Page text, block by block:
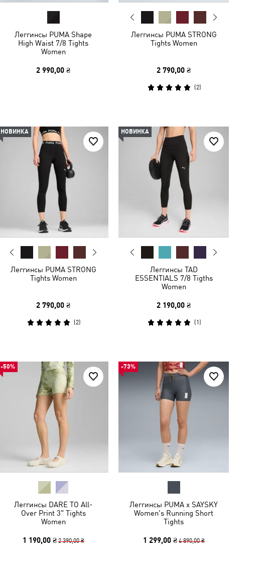
Леггинсы PUMA Shape
High Waist 7/8 Tights
Women
2 990,00 ₴
Леггинсы PUMA STRONG
Tights Women
2 790,00 ₴
(2)
НОВИНКА
Леггинсы PUMA STRONG
Tights Women
2 790,00 ₴
(2)
НОВИНКА
Леггинсы TAD
ESSENTIALS 7/8 Tigths
Women
2 190,00 ₴
(1 )
-50%
Леггинсы DARE TO All-
Over Print 3" Tights
Women
1 190,00 ₴ 2 390,00 ₴
-73%
Леггинсы PUMA x SAYSKY
Women's Running Short
Tights
1 299,00 ₴ 4 890,00 ₴